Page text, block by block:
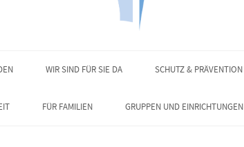
WIR SIND FÜR SIE DA SCHUTZ & PRÄVENTION
FÜR FAMILIEN GRUPPEN UND EINRICHTUNGEN